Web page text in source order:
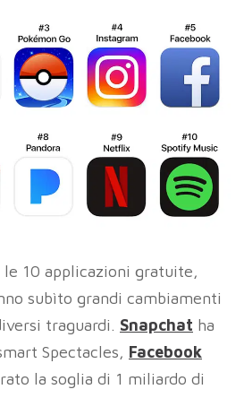
le 10 applicazioni gratuite,
subìto grandi cambiamenti
traguardi. Snapchat ha
Spectacles, Facebook
la soglia di 1 miliardo di